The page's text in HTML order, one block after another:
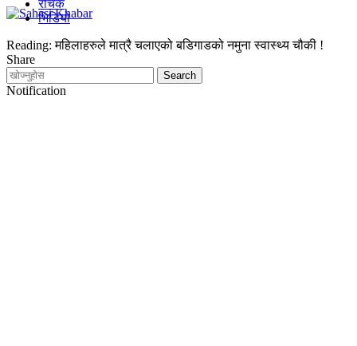
रोचक
भिडियो
Reading: महिलाहरुले मात्रै चलाएको बडिगाडको नमुना स्वास्थ्य चौकी !
Share
Notification